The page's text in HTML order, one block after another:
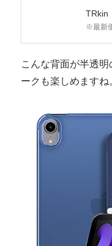
TRkin
※最新
こんな背面が半透
ークも楽しめますね